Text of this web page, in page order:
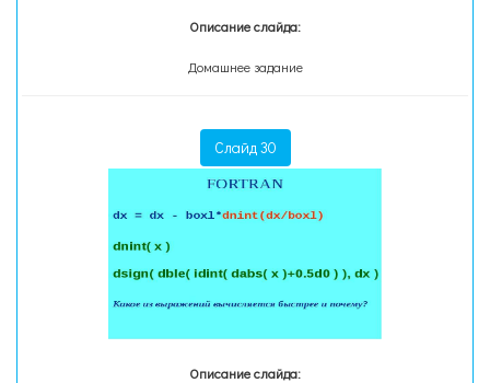
Описание слайда:
Домашнее задание
Слайд 30
Описание слайда: